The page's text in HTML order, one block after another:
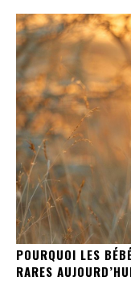
POURQUOI LES
RARES